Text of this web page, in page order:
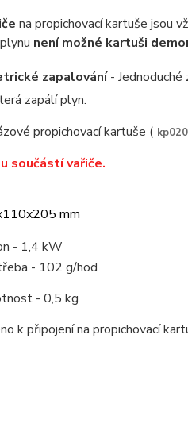
na propichovací kartuše jsou
není možné kartuši
zapalování- Jednoduché
zapálí plyn.
propichovací kartuše (
součástí vařiče.
mm
- 1,4 kW
- 102 g/hod
- 0,5 kg
k připojení na propichovací